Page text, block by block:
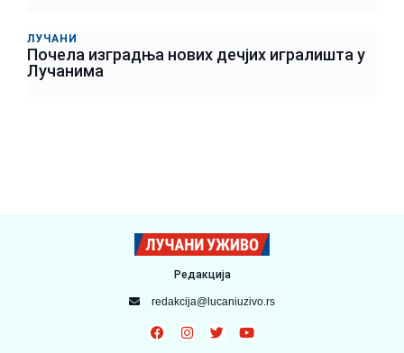
ЛУЧАНИ
Почела изградња нових дечјих игралишта у
Лучанима
Редакција
redakcija@lucaniuzivo.rs